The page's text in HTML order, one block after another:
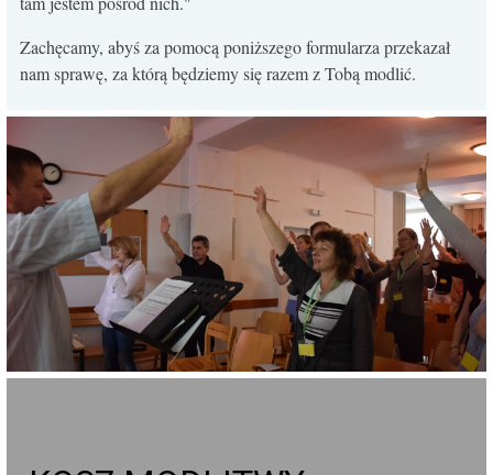
Zachęcamy, abyś za pomocą poniższego formularza przekazał
nam sprawę, za którą będziemy się razem z Tobą modlić.